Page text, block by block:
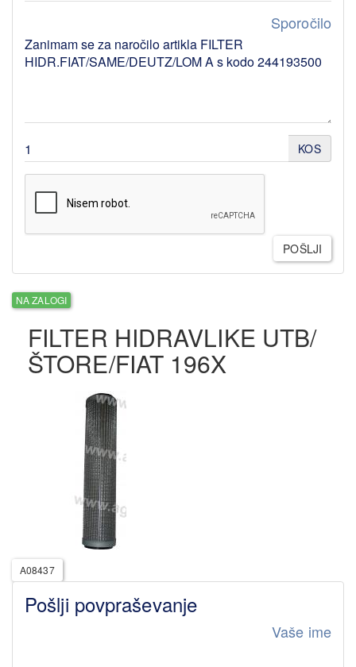
Sporočilo
KOS
POŠLJI
NA ZALOGI
FILTER HIDRAVLIKE UTB/
ŠTORE/FIAT 196X
A08437
Pošlji povpraševanje
Vaše ime